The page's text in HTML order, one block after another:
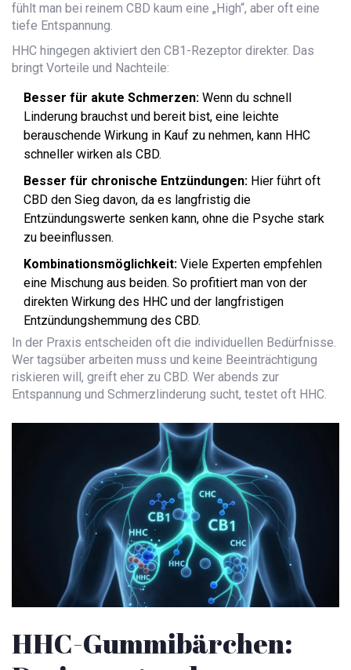
fühlt man bei reinem CBD kaum eine „High“, aber oft eine
tiefe Entspannung.
HHC hingegen aktiviert den CB1-Rezeptor direkter. Das
bringt Vorteile und Nachteile:
Besser für akute Schmerzen: Wenn du schnell
Linderung brauchst und bereit bist, eine leichte
berauschende Wirkung in Kauf zu nehmen, kann HHC
schneller wirken als CBD.
Besser für chronische Entzündungen: Hier führt oft
CBD den Sieg davon, da es langfristig die
Entzündungswerte senken kann, ohne die Psyche stark
zu beeinflussen.
Kombinationsmöglichkeit: Viele Experten empfehlen
eine Mischung aus beiden. So profitiert man von der
direkten Wirkung des HHC und der langfristigen
Entzündungshemmung des CBD.
In der Praxis entscheiden oft die individuellen Bedürfnisse.
Wer tagsüber arbeiten muss und keine Beeinträchtigung
riskieren will, greift eher zu CBD. Wer abends zur
Entspannung und Schmerzlinderung sucht, testet oft HHC.
HHC-Gummibärchen: